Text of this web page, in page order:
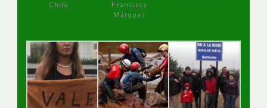
Chile
Francisca
Márquez